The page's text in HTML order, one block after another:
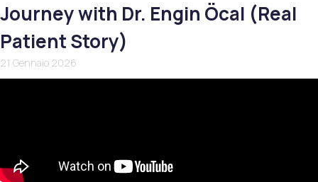
Journey with Dr. Engin Öcal (Real
Patient Story)
21 Gennaio 2026